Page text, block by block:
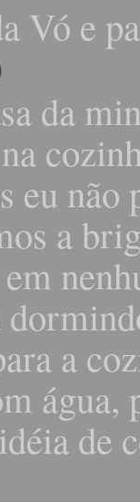
Vó e
da
eu não
a
a
água,
de